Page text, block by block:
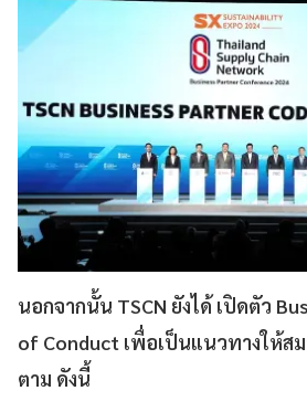
นอกจากนั้น TSCN ยังได้ เปิดตัว
of Conduct เพื่อเป็นแนวทางให้ส
ตาม ดังนี้